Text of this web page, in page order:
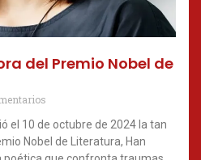
del Premio Nobel de
el 10 de octubre de 2024 la tan
Nobel de Literatura, Han